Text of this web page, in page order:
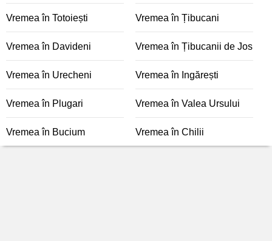
Vremea în Totoiești Vremea în Țibucani
Vremea în Davideni Vremea în Țibucanii de Jos
Vremea în Urecheni Vremea în Ingărești
Vremea în Plugari Vremea în Valea Ursului
Vremea în Bucium Vremea în Chilii